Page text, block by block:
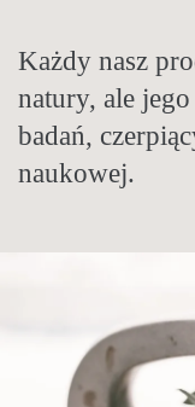
Nasze
recepturach
świata. Takie
niespotykane
Każdy nasz
natury, ale
badań,
naukowej.
Tradycje
nowocześnie.
zielarską z
badaniami